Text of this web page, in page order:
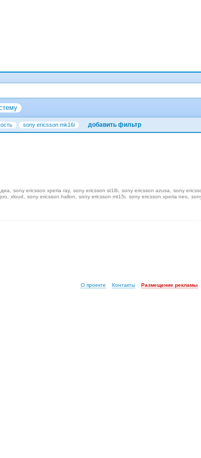
sony ericsson mk16i добавить фильтр
sony ericsson xperia ray sony ericsson st18i sony ericsson azusa sony
xloud sony ericsson hallon sony ericsson mt15i sony ericsson xperia neo
О проекте Контакты Размещение рекламы